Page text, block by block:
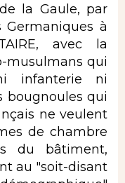
la Gaule, par
Germaniques à
avec la
musulmans qui
infanterie ni
bougnoules qui
ne veulent
de chambre
du bâtiment,
au "soit-disant